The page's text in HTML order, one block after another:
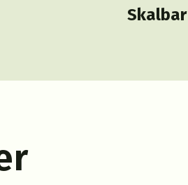
Skalbar